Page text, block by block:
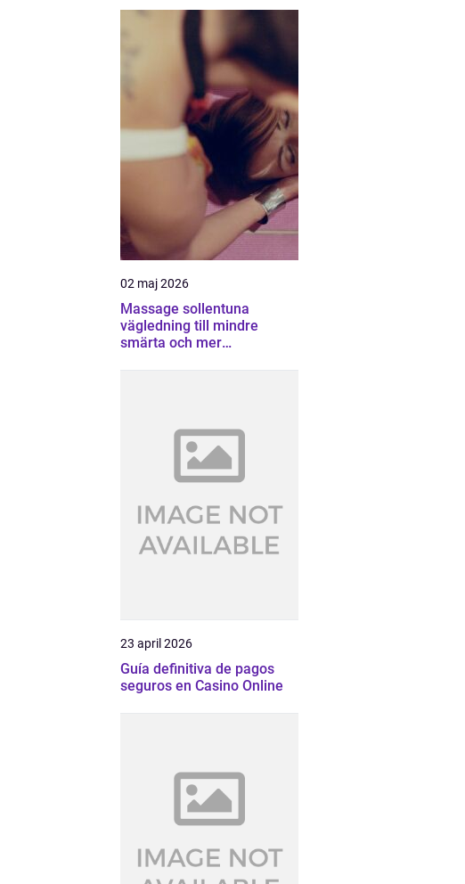
02 maj 2026
Massage sollentuna
vägledning till mindre
smärta och mer
23 april 2026
Guía definitiva de pagos
seguros en Casino Online